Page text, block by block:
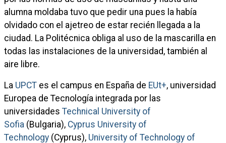
alumna moldaba tuvo que pedir una pues la había
olvidado con el ajetreo de estar recién llegada a la
ciudad. La Politécnica obliga al uso de la mascarilla en
todas las instalaciones de la universidad, también al
aire libre.
La UPCT es el campus en España de EUt+, universidad
Europea de Tecnología integrada por las
universidades Technical University of
Sofia (Bulgaria), Cyprus University of
Technology (Cyprus), University of Technology of